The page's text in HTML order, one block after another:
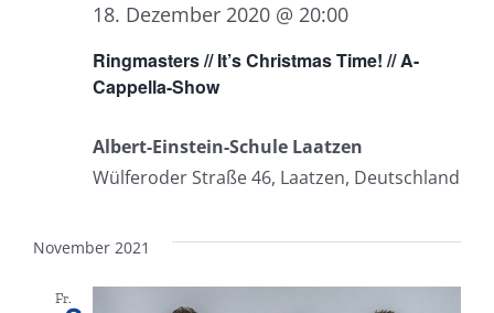
Ringmasters // It’s Christmas Time! // A-
Cappella-Show
18. Dezember 2020 @ 20:00
Albert-Einstein-Schule Laatzen
Wülferoder Straße 46, Laatzen, Deutschland
November 2021
Fr.